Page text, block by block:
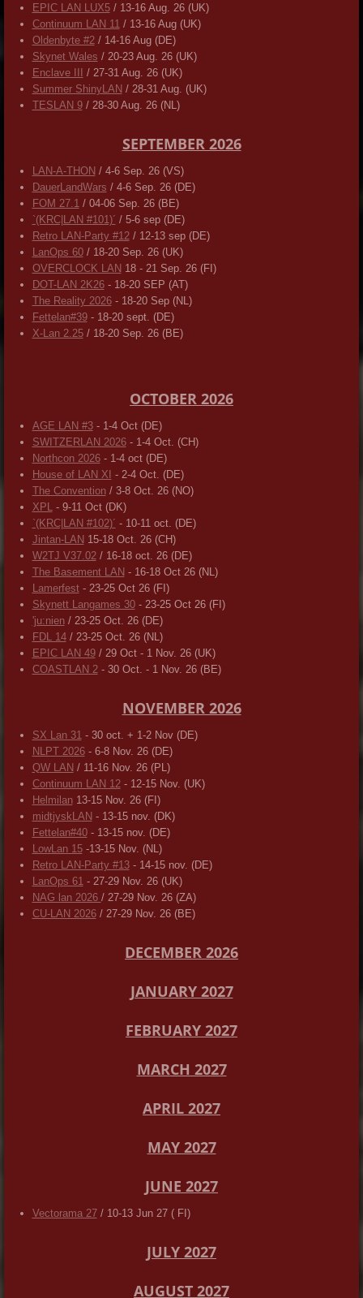
EPIC LAN LUX5/ 13-16 Aug. 26 (UK)
Continuum LAN 11 / 13-16 Aug (UK)
Oldenbyte #2/ 14-16 Aug (DE)
Skynet Wales / 20-23 Aug. 26 (UK)
Enclave III
/ 27-31 Aug. 26 (UK)
Summer ShinyLAN / 28-31 Aug. (UK)
TESLAN 9/ 28-30 Aug. 26 (NL)
SEPTEMBER 2026
LAN-A-THON / 4-6 Sep. 26 (VS)
DauerLandWars / 4-6 Sep. 26 (DE)
FOM 27.1 / 04-06 Sep. 26 (BE)
`(KRC|LAN #101)´ / 5-6 sep (DE)
Retro LAN-Party #12/ 12-13 sep (DE)
LanOps 60/ 18-20 Sep. 26 (UK)
OVERCLOCK LAN 18 - 21 Sep. 26 (FI)
DOT-LAN 2K26- 18-20 SEP (AT)
The Reality 2026- 18-20 Sep (NL)
Fettelan#39- 18-20 sept. (DE)
X-Lan 2.25/ 18-20 Sep. 26 (BE)
OCTOBER 2026
AGE LAN #3- 1-4 Oct (DE)
SWITZERLAN 2026- 1-4 Oct. (CH)
Northcon 2026- 1-4 oct (DE)
House of LAN XI - 2-4 Oct. (DE)
The Convention/ 3-8 Oct. 26 (NO)
XPL
- 9-11 Oct (DK)
`(KRC|LAN #102)´ - 10-11 oct. (DE)
Jintan-LAN 15-18 Oct. 26 (CH)
W2TJ V37.02/ 16-18 oct. 26 (DE)
The Basement LAN - 16-18 Oct 26 (NL)
Lamerfest- 23-25 Oct 26 (FI)
Skynett Langames 30- 23-25 Oct 26 (FI)
'ju:nien/ 23-25 Oct. 26 (DE)
FDL 14/ 23-25 Oct. 26 (NL)
EPIC LAN 49/ 29 Oct - 1 Nov. 26 (UK)
COASTLAN 2- 30 Oct. - 1 Nov. 26 (BE)
NOVEMBER 2026
SX Lan 31 - 30 oct. + 1-2 Nov (DE)
NLPT 2026- 6-8 Nov. 26 (DE)
QW LAN / 11-16 Nov. 26 (PL)
Continuum LAN 12- 12-15 Nov. (UK)
Helmilan13-15 Nov. 26 (FI)
midtjyskLAN - 13-15 nov. (DK)
Fettelan#40- 13-15 nov. (DE)
LowLan 15-13-15 Nov. (NL)
Retro LAN-Party #13- 14-15 nov. (DE)
LanOps 61 - 27-29 Nov. 26 (UK)
NAG lan 2026 / 27-29 Nov. 26 (ZA)
CU-LAN 2026/ 27-29 Nov. 26 (BE)
DECEMBER 2026
JANUARY 2027
FEBRUARY 2027
MARCH 2027
APRIL 2027
MAY 2027
JUNE 2027
Vectorama 27/ 10-13 Jun 27 ( FI)
JULY 2027
AUGUST 2027